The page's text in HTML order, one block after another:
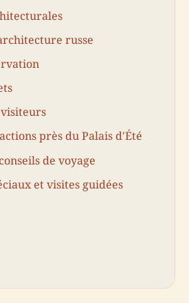
russe
près du Palais d'Été
de voyage
et visites guidées